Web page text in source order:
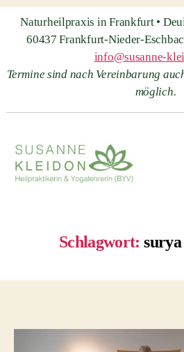
Naturheilpraxis in Frankfurt •
60437 Frankfurt-Nieder-
info@susanne-
Termine sind nach Vereinbarung
möglich.
Schlagwort: